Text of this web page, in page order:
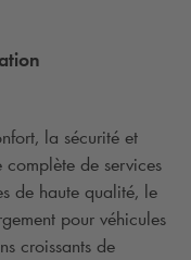
la sécurité et
complète de services
de haute qualité, le
pour véhicules
croissants de